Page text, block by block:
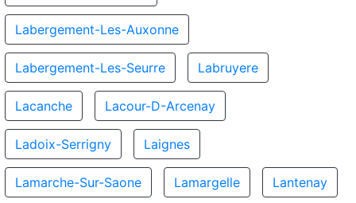
Labergement-Les-Auxonne
Labergement-Les-Seurre Labruyere
Lacanche Lacour-D-Arcenay
Ladoix-Serrigny Laignes
Lamarche-Sur-Saone Lamargelle Lantenay